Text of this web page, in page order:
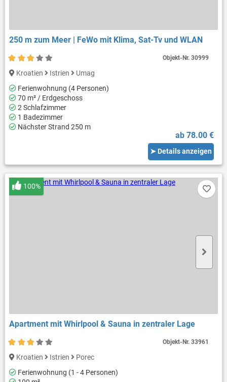
250 m zum Meer | FeWo mit Klima, Sat-Tv und WLAN
Kroatien Istrien
Umag
Ferienwohnung (4 Personen)
70 m² / Erdgeschoss
2 Schlafzimmer
1 Badezimmer
Nächster Strand 250 m
ab 78.00 €
➤ Details anzeigen
Objekt-Nr.30999
Apartment mit Whirlpool & Sauna in zentraler Lage
100%
Kroatien Istrien
Porec
Ferienwohnung (1 - 4 Personen)
Objekt-Nr.33961